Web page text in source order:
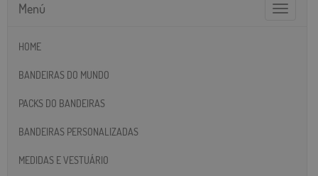
Toggle
Menú
HOME
BANDEIRAS DO MUNDO
PACKS DO BANDEIRAS
BANDEIRAS PERSONALIZADAS
MEDIDAS E VESTUÁRIO